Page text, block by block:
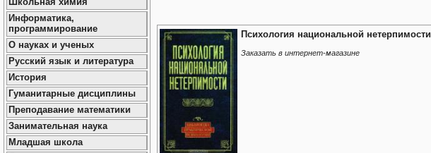
Школьная химия
Информатика,
программирование
О науках и ученых
Русский язык и литература
История
Гуманитарные дисциплины
Преподавание математики
Занимательная наука
Младшая школа
Психология национальной нетерпимости
Заказать в интернет-магазине